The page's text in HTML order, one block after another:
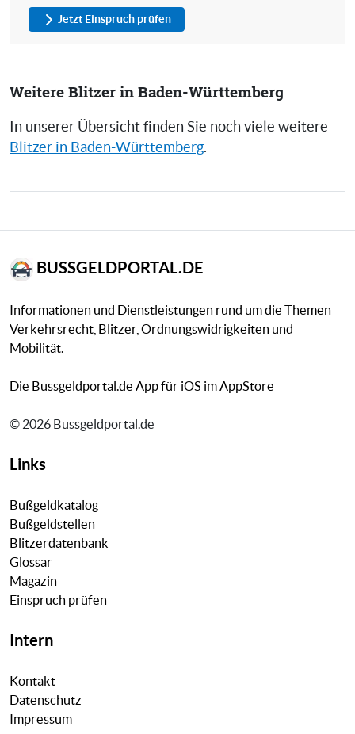
Jetzt Einspruch prüfen
Weitere Blitzer in Baden-Württemberg
In unserer Übersicht finden Sie noch viele weitere
Blitzer in Baden-Württemberg.
BUSSGELDPORTAL.DE
Informationen und Dienstleistungen rund um die Themen
Verkehrsrecht, Blitzer, Ordnungswidrigkeiten und
Mobilität.
Die Bussgeldportal.de App für iOS im AppStore
© 2026 Bussgeldportal.de
Links
Bußgeldkatalog
Bußgeldstellen
Blitzerdatenbank
Glossar
Magazin
Einspruch prüfen
Intern
Kontakt
Datenschutz
Impressum